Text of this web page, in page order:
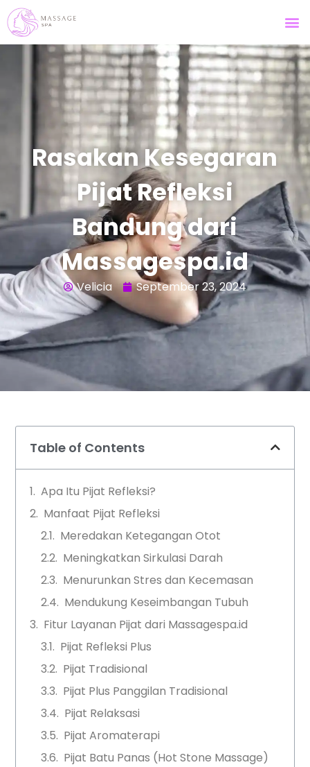
Rasakan Kesegaran
Pijat Refleksi
Bandung dari
Massagespa.id
Velicia September 23, 2024
Table of Contents
Apa Itu Pijat Refleksi?
Manfaat Pijat Refleksi
Meredakan Ketegangan Otot
Meningkatkan Sirkulasi Darah
Menurunkan Stres dan Kecemasan
Mendukung Keseimbangan Tubuh
Fitur Layanan Pijat dari Massagespa.id
Pijat Refleksi Plus
Pijat Tradisional
Pijat Plus Panggilan Tradisional
Pijat Relaksasi
Pijat Aromaterapi
Pijat Batu Panas (Hot Stone Massage)